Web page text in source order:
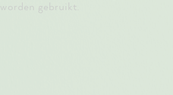
worden gebruikt.